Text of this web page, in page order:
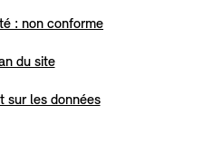
: non conforme
du site
sur les données